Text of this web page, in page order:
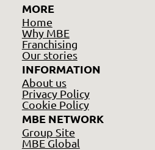
MORE
Home
Why MBE
Franchising
Our stories
INFORMATION
About us
Privacy Policy
Cookie Policy
MBE NETWORK
Group Site
MBE Global